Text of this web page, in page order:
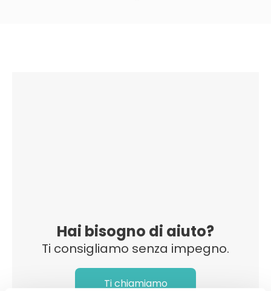
Hai bisogno di aiuto?
Ti consigliamo senza impegno.
Ti chiamiamo